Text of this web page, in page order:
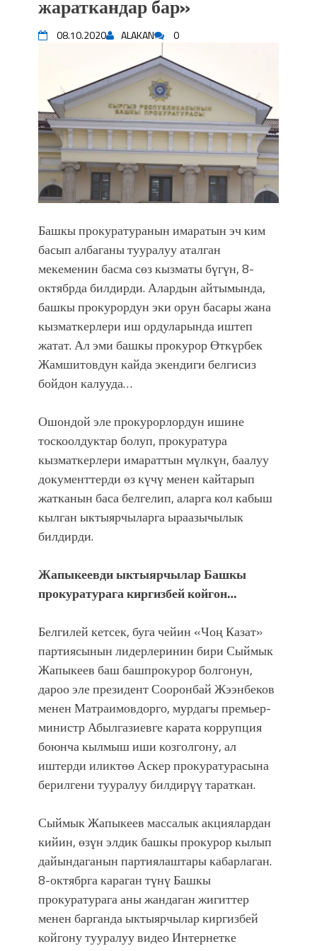
впечатляющим шоу музыкальных
фонтанов в Royal Central Park
Аида САЛЯНОВА: "Кыргыз шахмат
союзунун президенти болуп
шайланышым сыймык жана чоң
жоопкерчилик!"
Садыр ЖАПАРОВ: “Айтматовдой
адабият алпы чыгыш үчүн, улуу көч
уланышы үчүн журнал сөзсүз керек!”
“Китепкана түнγ-2026”: Психолог
Мээрим Мураталиева менен
жолугушууга келиңиз! (Дарек. Видео)
Тоо” журналынын тарыхы жана
редакторлору... (Тизме. Видео)
“КАРА КЕМПИР”: ҮМҮТТҮН
ТҮБӨЛҮК СИМВОЛУ
Кыргызстандагы эң ири музыкалуу
фонтанды көрүү үчүн Royal Central
Park'ка 30 миң адам чогулду
жараткандар бар»
08.10.2020 ALAKAN 0
Башкы прокуратуранын имаратын эч ким
басып албаганы тууралуу аталган
мекеменин басма сөз кызматы бүгүн, 8-
октябрда билдирди. Алардын айтымында,
башкы прокурордун эки орун басары жана
кызматкерлери иш ордуларында иштеп
жатат. Ал эми башкы прокурор Өткүрбек
Жамшитовдун кайда экендиги белгисиз
бойдон калууда…
Ошондой эле прокурорлордун ишине
тоскоолдуктар болуп, прокуратура
кызматкерлери имараттын мүлкүн, баалуу
документтерди өз күчү менен кайтарып
жатканын баса белгелип, аларга кол кабыш
кылган ыктыярчыларга ыраазычылык
билдирди.
Жапыкеевди ыктыярчылар Башкы
прокуратурага киргизбей койгон…
Белгилей кетсек, буга чейин «Чоң Казат»
партиясынын лидерлеринин бири Сыймык
Жапыкеев баш башпрокурор болгонун,
дароо эле президент Сооронбай Жээнбеков
менен Матраимовдорго, мурдагы премьер-
министр Абылгазиевге карата коррупция
боюнча кылмыш иши козголгону, ал
иштерди иликтөө Аскер прокуратурасына
берилгени тууралуу билдирүү тараткан.
Сыймык Жапыкеев массалык акциялардан
кийин, өзүн элдик башкы прокурор кылып
дайындаганын партиялаштары кабарлаган.
8-октябрга караган түнү Башкы
прокуратурага аны жандаган жигиттер
менен барганда ыктыярчылар киргизбей
койгону тууралуу видео Интернетке